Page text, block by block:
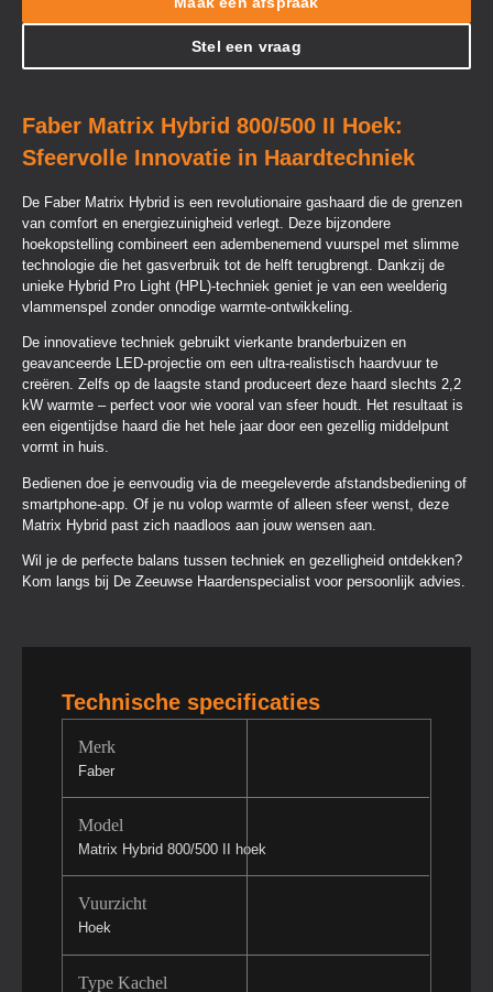
Stel een vraag
Faber Matrix Hybrid 800/500 II Hoek:
Sfeervolle Innovatie in Haardtechniek
De Faber Matrix Hybrid is een revolutionaire gashaard die de grenzen
van comfort en energiezuinigheid verlegt. Deze bijzondere
hoekopstelling combineert een adembenemend vuurspel met slimme
technologie die het gasverbruik tot de helft terugbrengt. Dankzij de
unieke Hybrid Pro Light (HPL)-techniek geniet je van een weelderig
vlammenspel zonder onnodige warmte-ontwikkeling.
De innovatieve techniek gebruikt vierkante branderbuizen en
geavanceerde LED-projectie om een ultra-realistisch haardvuur te
creëren. Zelfs op de laagste stand produceert deze haard slechts 2,2
kW warmte – perfect voor wie vooral van sfeer houdt. Het resultaat is
een eigentijdse haard die het hele jaar door een gezellig middelpunt
vormt in huis.
Bedienen doe je eenvoudig via de meegeleverde afstandsbediening of
smartphone-app. Of je nu volop warmte of alleen sfeer wenst, deze
Matrix Hybrid past zich naadloos aan jouw wensen aan.
Wil je de perfecte balans tussen techniek en gezelligheid ontdekken?
Kom langs bij De Zeeuwse Haardenspecialist voor persoonlijk advies.
Technische specificaties
Merk
Faber
Model
Matrix Hybrid 800/500 II hoek
Vuurzicht
Hoek
Type Kachel